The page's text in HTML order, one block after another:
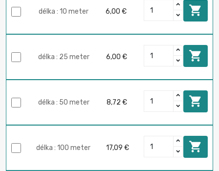
délka : 10 meter 6,00 € 
délka : 25 meter 6,00 € 
délka : 50 meter 8,72 € 
délka : 100 meter 17,09 € 